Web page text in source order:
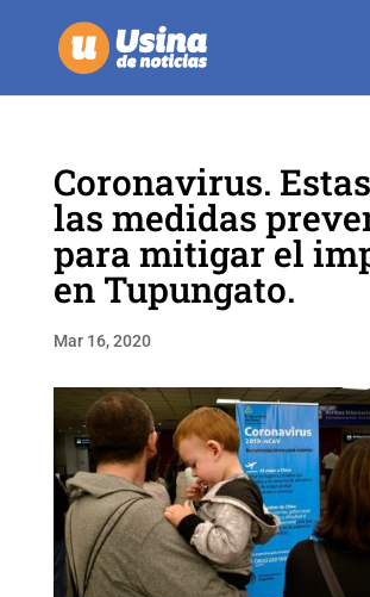
Coronavirus.
las medidas
para mitigar el
en Tupungato.
Mar 16, 2020